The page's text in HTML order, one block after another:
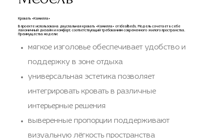
Кровать «Камилла»
В проекте использована двуспальная кровать «Камилла» от IdealBeds. Модель сочетает в себе
лаконичный дизайн и комфорт, соответствующий требованиям современного жилого пространства.
Преимущества модели:
мягкое изголовье обеспечивает удобство и
поддержку в зоне отдыха
универсальная эстетика позволяет
интегрировать кровать в различные
интерьерные решения
выверенные пропорции поддерживают
визуальную лёгкость пространства